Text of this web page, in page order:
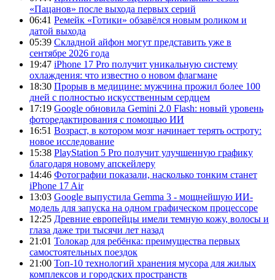
«Пацанов» после выхода первых серий
06:41 Ремейк «Готики» обзавёлся новым роликом и
датой выхода
05:39 Складной айфон могут представить уже в
сентябре 2026 года
19:47 iPhone 17 Pro получит уникальную систему
охлаждения: что известно о новом флагмане
18:30 Прорыв в медицине: мужчина прожил более 100
дней с полностью искусственным сердцем
17:19 Google обновила Gemini 2.0 Flash: новый уровень
фоторедактирования с помощью ИИ
16:51 Возраст, в котором мозг начинает терять остроту:
новое исследование
15:38 PlayStation 5 Pro получит улучшенную графику
благодаря новому апскейлеру
14:46 Фотографии показали, насколько тонким станет
iPhone 17 Air
13:03 Google выпустила Gemma 3 - мощнейшую ИИ-
модель для запуска на одном графическом процессоре
12:25 Древние европейцы имели темную кожу, волосы и
глаза даже три тысячи лет назад
21:01 Толокар для ребёнка: преимущества первых
самостоятельных поездок
21:00 Топ-10 технологий хранения мусора для жилых
комплексов и городских пространств